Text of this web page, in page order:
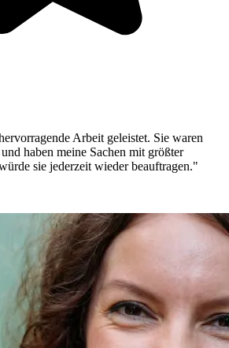
Arbeit geleistet. Sie waren
haben meine Sachen mit größter
sie jederzeit wieder beauftragen."